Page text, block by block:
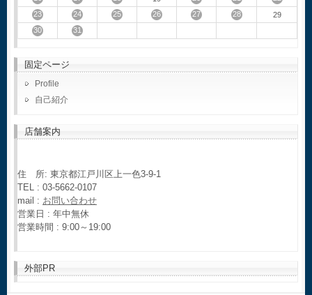
23
24 25 26 27 28
29
30
31
固定ページ
Profile
自己紹介
店舗案内
住 所: 東京都江戸川区上一色3-9-1
TEL : 03-5662-0107
mail : お問い合わせ
営業日 : 年中無休
営業時間 : 9:00～19:00
外部PR